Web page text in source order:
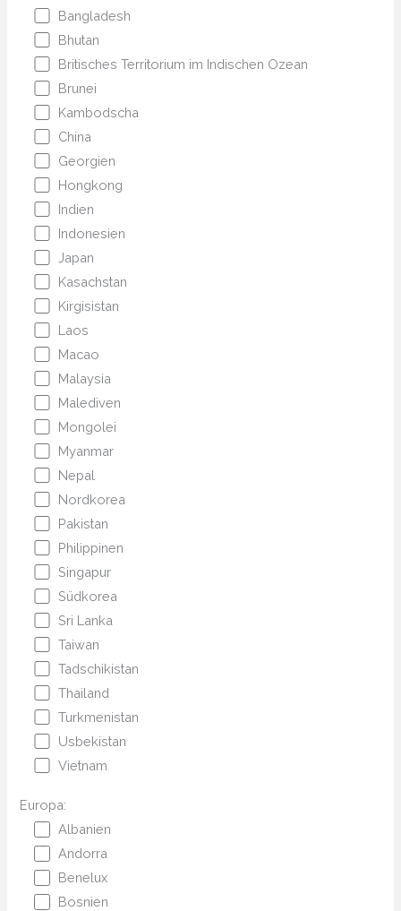
Bangladesh
Bhutan
Britisches Territorium im Indischen Ozean
Brunei
Kambodscha
China
Georgien
Hongkong
Indien
Indonesien
Japan
Kasachstan
Kirgisistan
Laos
Macao
Malaysia
Malediven
Mongolei
Myanmar
Nepal
Nordkorea
Pakistan
Philippinen
Singapur
Südkorea
Sri Lanka
Taiwan
Tadschikistan
Thailand
Turkmenistan
Usbekistan
Vietnam
Europa:
Albanien
Andorra
Benelux
Bosnien